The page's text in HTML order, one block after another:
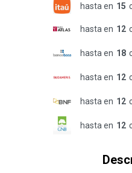
hasta en 15
hasta en 12
hasta en 18
hasta en 12
hasta en 12
hasta en 12